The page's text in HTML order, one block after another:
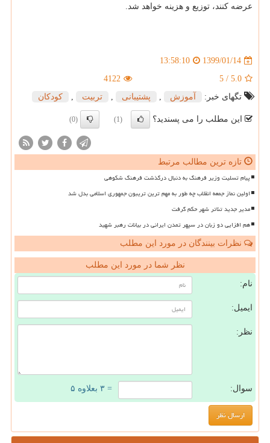
عرضه كنند، توزیع و هزینه خواهد شد.
1399/01/14
13:58:10
5.0
/
5
4122
تگهای خبر:
آموزش , پشتیبانی , تربیت , كودكان
این مطلب را می پسندید؟ (1)
(0)
تازه ترین مطالب مرتبط
پیام تسلیت وزیر فرهنگ به دنبال درگذشت فرهنگ شکوهی
اولین نماز جمعه انقلاب چه طور به مهم ترین تریبون جمهوری اسلامی بدل شد
مدیر جدید تئاتر شهر حکم گرفت
هم افزایی دو زبان در سپهر تمدن ایرانی در بیانات رهبر شهید
نظرات بینندگان در مورد این مطلب
نظر شما در مورد این مطلب
نام:
ایمیل:
نظر:
سوال: = ۳ بعلاوه ۵